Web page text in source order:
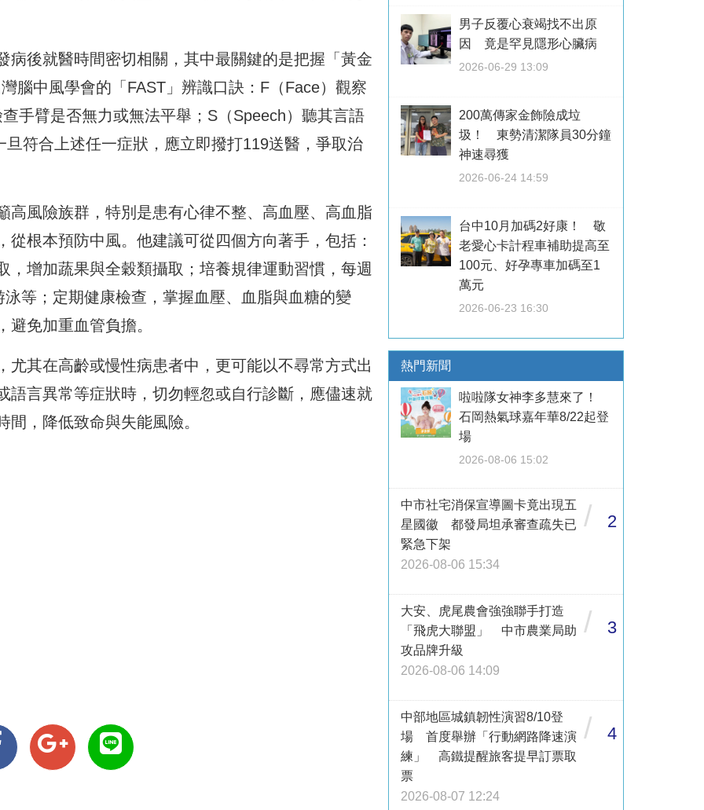
病後就醫時間密切相關，其中最關鍵的是把握「黃金
腦中風學會的「FAST」辨識口訣：F（Face）觀察
手臂是否無力或無法平舉；S（Speech）聽其言語
符合上述任一症狀，應立即撥打119送醫，爭取治
高風險族群，特別是患有心律不整、高血壓、高血脂
根本預防中風。他建議可從四個方向著手，包括：
增加蔬果與全穀類攝取；培養規律運動習慣，每週
等；定期健康檢查，掌握血壓、血脂與血糖的變
免加重血管負擔。
尤其在高齡或慢性病患者中，更可能以不尋常方式出
語言異常等症狀時，切勿輕忽或自行診斷，應儘速就
，降低致命與失能風險。
男子反覆心衰竭找不出原
因 竟是罕見隱形心臟病
2026-06-29 13:09
200萬傳家金飾險成垃
圾！ 東勢清潔隊員30分鐘
神速尋獲
2026-06-24 14:59
台中10月加碼2好康！ 敬
老愛心卡計程車補助提高至
100元、好孕專車加碼至1
萬元
2026-06-23 16:30
熱門新聞
啦啦隊女神李多慧來了！
石岡熱氣球嘉年華8/22起登
場
2026-08-06 15:02
中市社宅消保宣導圖卡竟出現五
星國徽 都發局坦承審查疏失已
緊急下架
2026-08-06 15:34
/ 2
大安、虎尾農會強強聯手打造
「飛虎大聯盟」 中市農業局助
攻品牌升級
2026-08-06 14:09
/ 3
中部地區城鎮韌性演習8/10登
場 首度舉辦「行動網路降速演
練」 高鐵提醒旅客提早訂票取
票
2026-08-07 12:24
/ 4